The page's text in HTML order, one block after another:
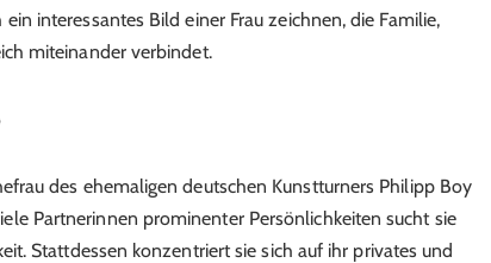
interessantes Bild einer Frau zeichnen, die Familie,
miteinander verbindet.
des ehemaligen deutschen Kunstturners Philipp Boy
Partnerinnen prominenter Persönlichkeiten sucht sie
Stattdessen konzentriert sie sich auf ihr privates und